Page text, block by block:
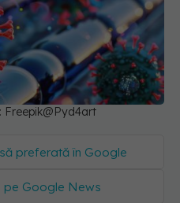
Freepik@Pyd4art
preferată în Google
pe Google News